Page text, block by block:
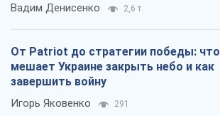
Вадим Денисенко 2,6 т.
От Patriot до стратегии победы: что
мешает Украине закрыть небо и как
завершить войну
Игорь Яковенко 291